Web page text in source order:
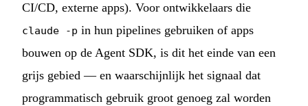
CI/CD, externe apps). Voor ontwikkelaars die
claude -p in hun pipelines gebruiken of apps
bouwen op de Agent SDK, is dit het einde van een
grijs gebied — en waarschijnlijk het signaal dat
programmatisch gebruik groot genoeg zal worden